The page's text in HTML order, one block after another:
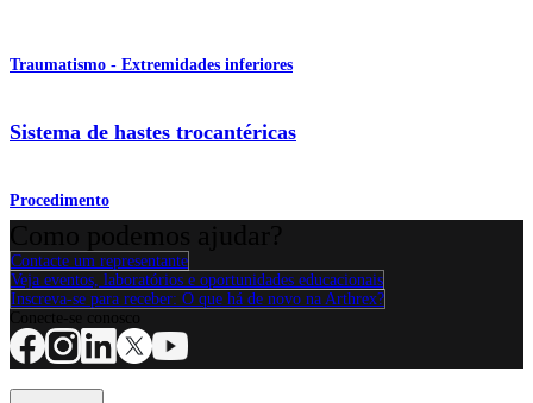
Traumatismo - Extremidades inferiores
Sistema de hastes trocantéricas
Procedimento
Contacte um representante
Veja eventos, laboratórios e oportunidades educacionais
Inscreva-se para receber: O que há de novo na Arthrex?